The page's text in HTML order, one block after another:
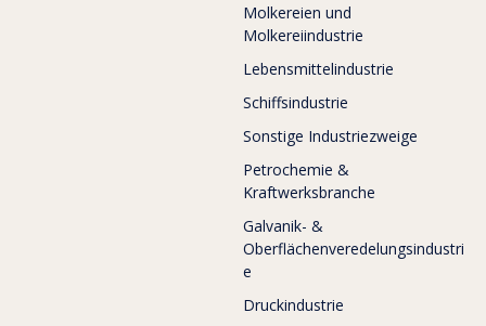
Molkereien und
Molkereiindustrie
Lebensmittelindustrie
Schiffsindustrie
Sonstige Industriezweige
Petrochemie &
Kraftwerksbranche
Galvanik- &
Oberflächenveredelungsindustri
e
Druckindustrie